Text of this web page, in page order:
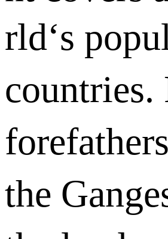
rld‘s
countries.
the